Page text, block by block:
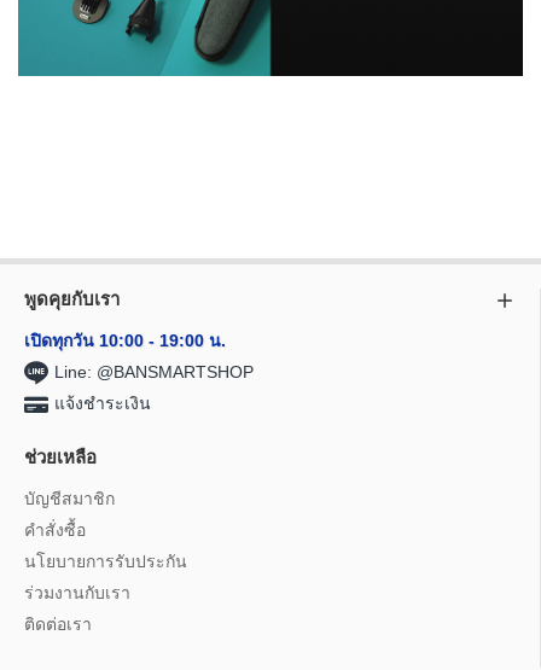
พูดคุยกับเรา
เปิดทุกวัน 10:00 - 19:00 น.
Line: @BANSMARTSHOP
แจ้งชำระเงิน
ช่วยเหลือ
บัญชีสมาชิก
คำสั่งซื้อ
นโยบายการรับประกัน
ร่วมงานกับเรา
ติดต่อเรา